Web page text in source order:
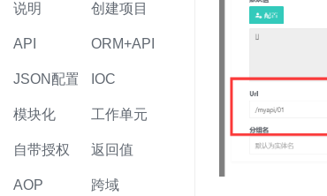
说明 创建项目
API ORM+API
JSON配置 IOC
模块化 工作单元
自带授权 返回值
AOP 跨域